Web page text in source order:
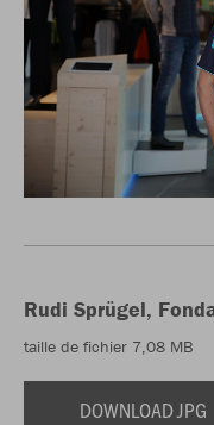
Rudi Sprügel,
taille de fichier 7,08 MB
DOWNLOAD JPG